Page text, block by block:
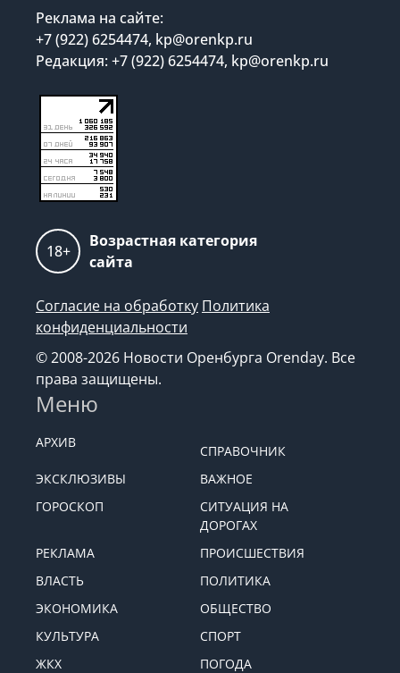
Реклама на сайте:
+7 (922) 6254474, kp@orenkp.ru
Редакция: +7 (922) 6254474, kp@orenkp.ru
18+
Возрастная категория
сайта
Согласие на обработку Политика
конфиденциальности
© 2008-2026 Новости Оренбурга Orenday. Все
права защищены.
Меню
АРХИВ
СПРАВОЧНИК
ЭКСКЛЮЗИВЫ
ВАЖНОЕ
ГОРОСКОП
СИТУАЦИЯ НА
ДОРОГАХ
РЕКЛАМА
ПРОИСШЕСТВИЯ
ВЛАСТЬ
ПОЛИТИКА
ЭКОНОМИКА
ОБЩЕСТВО
КУЛЬТУРА
СПОРТ
ЖКХ
ПОГОДА